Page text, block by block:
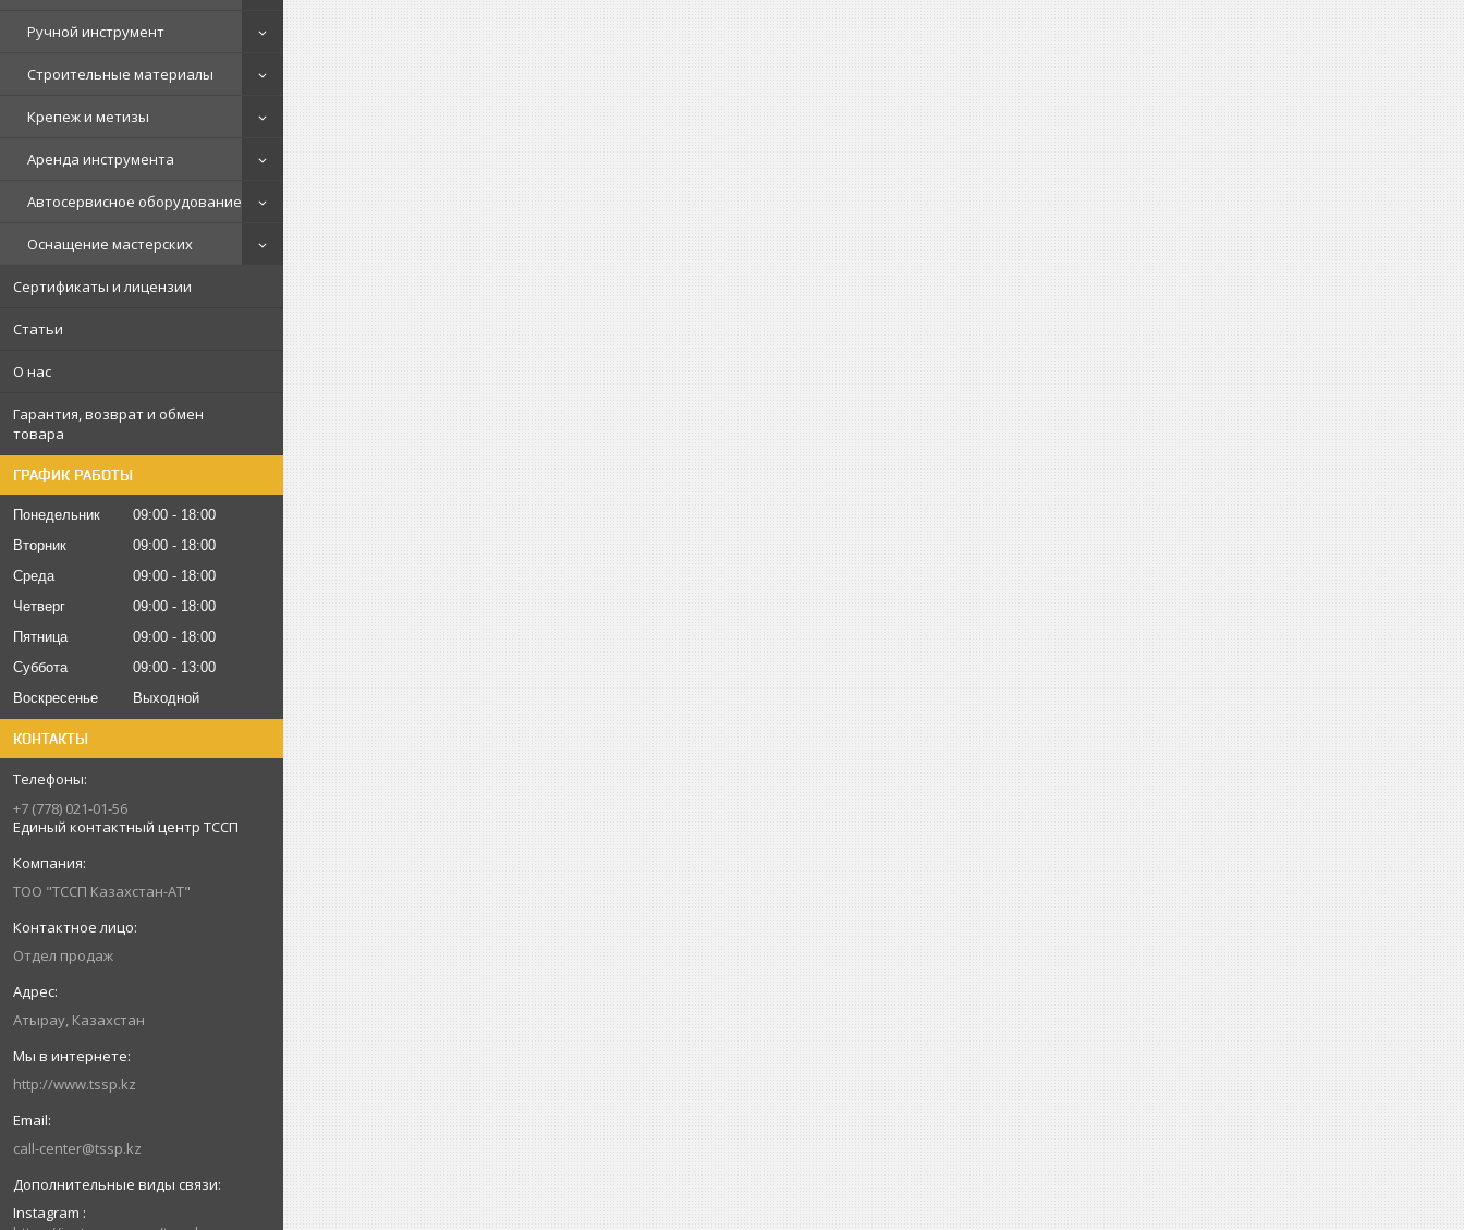
Ручной инструмент
Строительные материалы
Крепеж и метизы
Аренда инструмента
Автосервисное оборудование
Оснащение мастерских
Сертификаты и лицензии
Статьи
О нас
Гарантия, возврат и обмен
товара
ГРАФИК РАБОТЫ
Понедельник 09:00
18:00
Вторник
09:00
18:00
Среда
09:00
18:00
Четверг
09:00
18:00
Пятница
09:00
18:00
Суббота
09:00
13:00
Воскресенье
Выходной
КОНТАКТЫ
+7 (778) 021-01-56
Единый контактный центр ТССП
ТОО "ТССП Казахстан-АТ"
Отдел продаж
Атырау, Казахстан
http://www.tssp.kz
call-center@tssp.kz
Instagram